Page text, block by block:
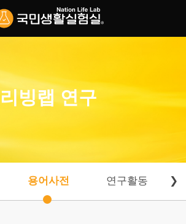
리빙랩 연구
용어사전 연구활동 ❯